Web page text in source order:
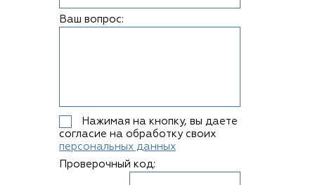
Ваш вопрос:
Нажимая на кнопку, вы даете
согласие на обработку своих
персональных данных
Проверочный код: